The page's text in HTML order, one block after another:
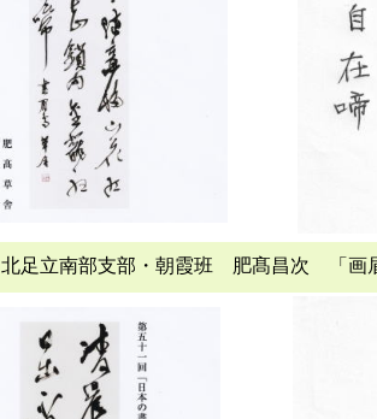
北足立南部支部・朝霞班 肥髙昌次 「